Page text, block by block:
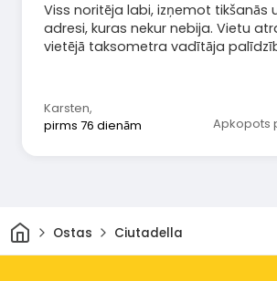
Viss noritēja labi, izņemot tikšanās
adresi, kuras nekur nebija. Vietu
vietējā taksometra vadītāja
Karsten,
pirms 76 dienām
Apkopots
Sākums
Ostas Ciutadella